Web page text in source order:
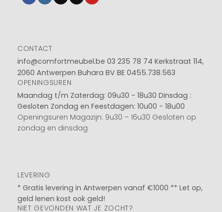
CONTACT
info@comfortmeubel.be 03 235 78 74 Kerkstraat 114,
2060 Antwerpen Buhara BV BE 0455.738.563
OPENINGSUREN
Maandag t/m Zaterdag: 09u30 - 18u30 Dinsdag :
Gesloten Zondag en Feestdagen: 10u00 - 18u00
Openingsuren Magazijn: 9u30 – 16u30 Gesloten op
zondag en dinsdag
LEVERING
* Gratis levering in Antwerpen vanaf €1000 ** Let op,
geld lenen kost ook geld!
NIET GEVONDEN WAT JE ZOCHT?